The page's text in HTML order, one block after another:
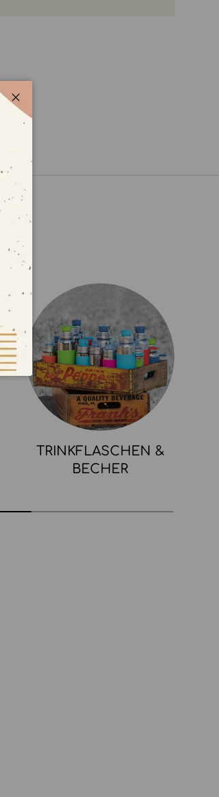
TRINKFLASCHEN &
BECHER
Schließen